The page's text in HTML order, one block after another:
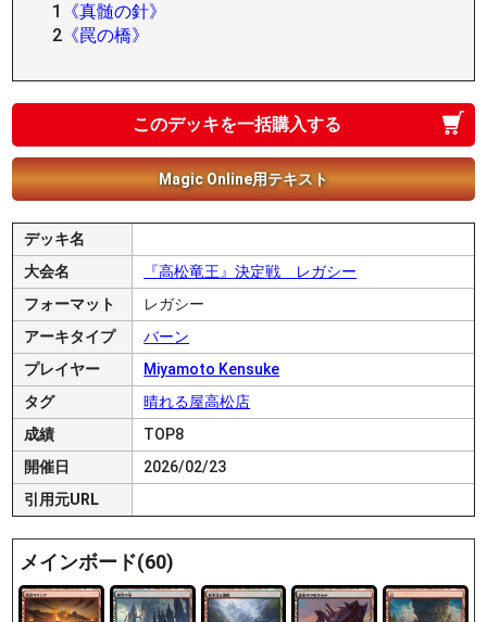
1
《真髄の針》
2 《罠の橋》
このデッキを一括購入する
Magic Online用テキスト
デッキ名
大会名
『高松竜王』決定戦 レガシー
フォーマット
レガシー
アーキタイプ
バーン
プレイヤー
Miyamoto Kensuke
タグ
晴れる屋高松店
成績
TOP8
開催日
2026/02/23
引用元URL
メインボード(60)